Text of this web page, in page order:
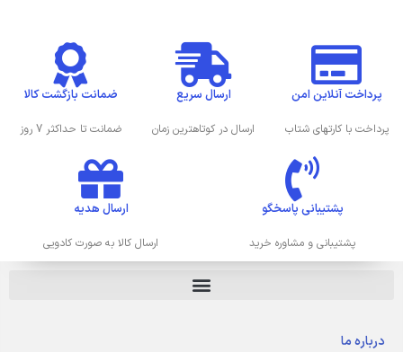
پرداخت آنلاین امن
پرداخت با کارتهای شتاب
ارسال سریع
ارسال در کوتاهترین زمان
ضمانت بازگشت کالا
ضمانت تا حداکثر 7 روز
پشتیبانی پاسخگو
پشتیبانی و مشاوره خرید
ارسال هدیه
ارسال کالا به صورت کادویی
درباره ما